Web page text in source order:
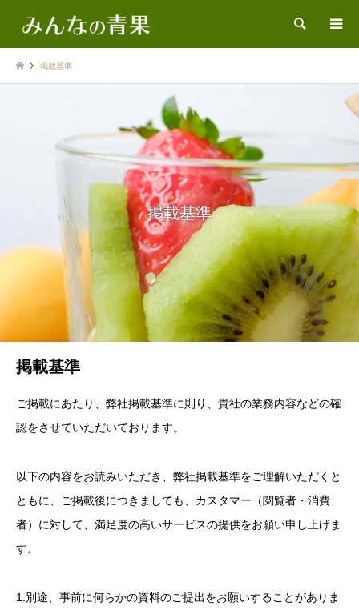
検索
掲載基準
掲載基準
掲載基準
ご掲載にあたり、弊社掲載基準に則り、貴社の業務内容などの確
認をさせていただいております。
以下の内容をお読みいただき、弊社掲載基準をご理解いただくと
ともに、ご掲載後につきましても、カスタマー（閲覧者・消費
者）に対して、満足度の高いサービスの提供をお願い申し上げま
す。
1.別途、事前に何らかの資料のご提出をお願いすることがありま